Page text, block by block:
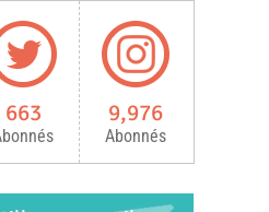
663 9,976
Abonnés